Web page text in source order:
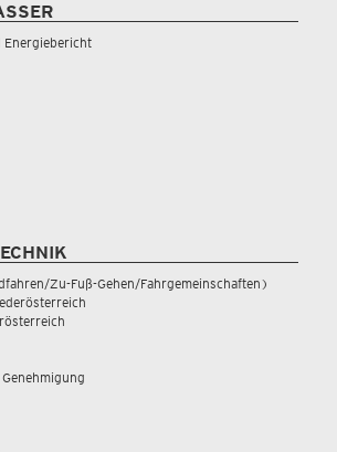
Energiebericht
Zu-Fuß-Gehen/Fahrgemeinschaften)